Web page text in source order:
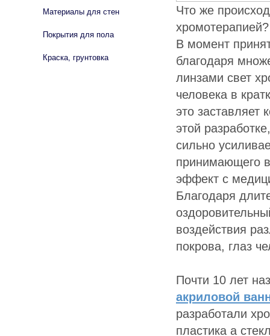
Что же
хромотерапией?
В момент
благодаря
линзами свет
человека в
это заставляет
этой
сильно
принимающего
эффект с
Благодаря
воздействия
покрова, глаз
Почти 10 лет
акриловой
разработали
пластика а
Материалы для стен
Покрытия для пола
Краска, грунтовка